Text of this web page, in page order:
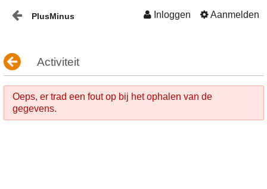
Inloggen Aanmelden
PlusMinus
Plusminus-in-verbinding1
Activiteit
Oeps, er trad een fout op bij het ophalen van de
gegevens.